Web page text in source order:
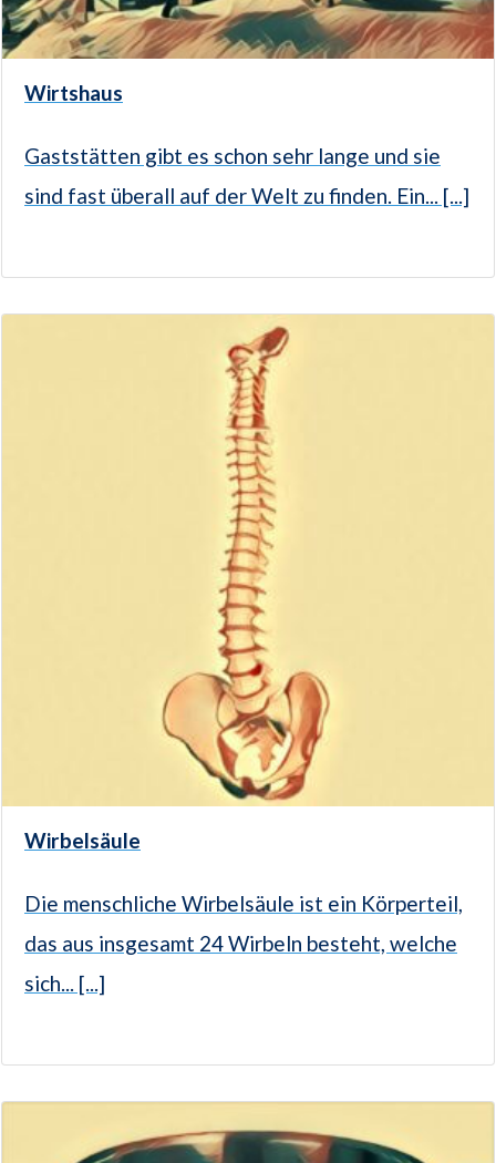
Wirtshaus
Gaststätten gibt es schon sehr lange und sie
sind fast überall auf der Welt zu finden. Ein... [...]
Wirbelsäule
Die menschliche Wirbelsäule ist ein Körperteil,
das aus insgesamt 24 Wirbeln besteht, welche
sich... [...]